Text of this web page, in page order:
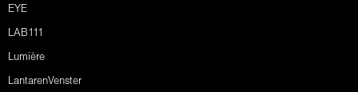
EYE
LAB111
Lumière
LantarenVenster